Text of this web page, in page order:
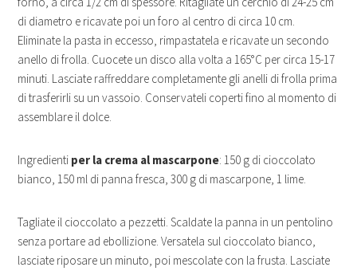
di diametro e ricavate poi un foro al centro di circa 10 cm.
Eliminate la pasta in eccesso, rimpastatela e ricavate un secondo
anello di frolla. Cuocete un disco alla volta a 165°C per circa 15-17
minuti. Lasciate raffreddare completamente gli anelli di frolla prima
di trasferirli su un vassoio. Conservateli coperti fino al momento di
assemblare il dolce.
Ingredienti per la crema al mascarpone: 150 g di cioccolato
bianco, 150 ml di panna fresca, 300 g di mascarpone, 1 lime.
Tagliate il cioccolato a pezzetti. Scaldate la panna in un pentolino
senza portare ad ebollizione. Versatela sul cioccolato bianco,
lasciate riposare un minuto, poi mescolate con la frusta. Lasciate